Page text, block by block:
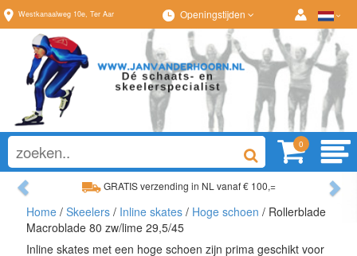
Westkanaalweg 10e, Ter Aar Openingstijden
0
GRATIS verzending in NL vanaf € 100,=
Ruim assortiment, altijd wat naar wens!
Previous
Home / Skeelers / Inline skates / Hoge schoen / Rollerblade
Macroblade 80 zw/lime 29,5/45
Inline skates met een hoge schoen zijn prima geschikt voor